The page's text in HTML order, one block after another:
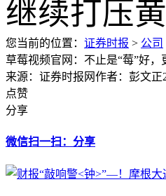
您当前的位置： 证券时报 > 公司
草莓视频官网：不止是“莓”好，
来源：证券时报网作者：彭文正
点赞
分享
微信扫一扫：分享